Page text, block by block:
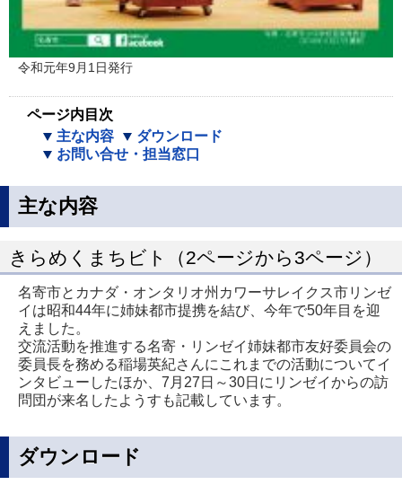
令和元年9月1日発行
ページ内目次
主な内容
ダウンロード
お問い合せ・担当窓口
主な内容
きらめくまちビト（2ページから3ページ）
名寄市とカナダ・オンタリオ州カワーサレイクス市リンゼ
イは昭和44年に姉妹都市提携を結び、今年で50年目を迎
えました。
交流活動を推進する名寄・リンゼイ姉妹都市友好委員会の
委員長を務める稲場英紀さんにこれまでの活動についてイ
ンタビューしたほか、7月27日～30日にリンゼイからの訪
問団が来名したようすも記載しています。
ダウンロード